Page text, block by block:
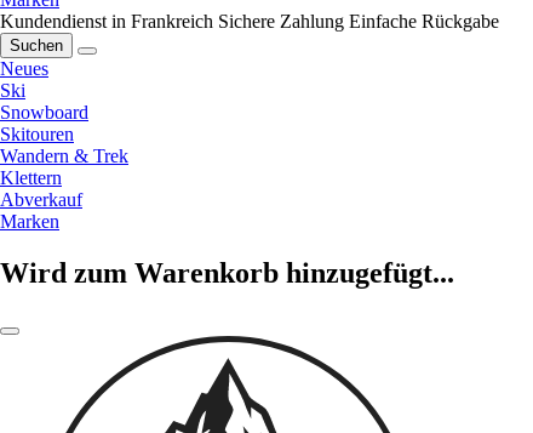
Kundendienst in Frankreich Sichere Zahlung Einfache Rückgabe
Suchen
Neues
Ski
Snowboard
Skitouren
Wandern & Trek
Klettern
Abverkauf
Marken
Wird zum Warenkorb hinzugefügt...